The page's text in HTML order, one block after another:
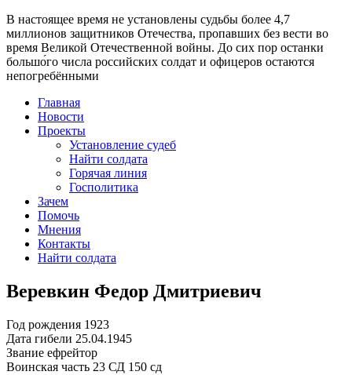
В настоящее время не установлены судьбы более 4,7
миллионов защитников Отечества, пропавших без вести во
время Великой Отечественной войны. До сих пор останки
большо́го числа российских солдат и офицеров остаются
непогребёнными
Главная
Новости
Проекты
Установление судеб
Найти солдата
Горячая линия
Госполитика
Зачем
Помочь
Мнения
Контакты
Найти солдата
Веревкин Федор Дмитриевич
Год рождения 1923
Дата гибели 25.04.1945
Звание ефрейтор
Воинская часть 23 СД 150 сд